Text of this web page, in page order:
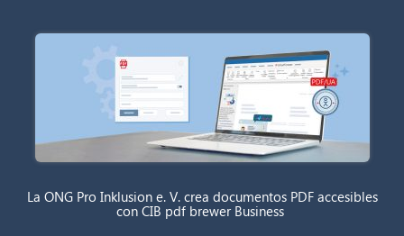
La ONG Pro Inklusion e. V. crea documentos PDF accesibles
con CIB pdf brewer Business